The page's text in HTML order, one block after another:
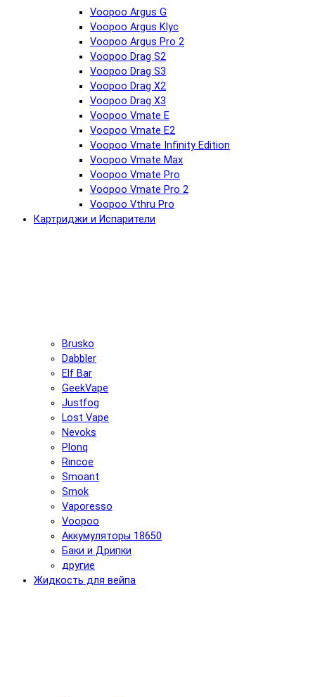
Voopoo Argus G
Voopoo Argus Klyc
Voopoo Argus Pro 2
Voopoo Drag S2
Voopoo Drag S3
Voopoo Drag X2
Voopoo Drag X3
Voopoo Vmate E
Voopoo Vmate E2
Voopoo Vmate Infinity Edition
Voopoo Vmate Max
Voopoo Vmate Pro
Voopoo Vmate Pro 2
Voopoo Vthru Pro
Картриджи и Испарители
Brusko
Dabbler
Elf Bar
GeekVape
Justfog
Lost Vape
Nevoks
Plonq
Rincoe
Smoant
Smok
Vaporesso
Voopoo
Аккумуляторы 18650
Баки и Дрипки
другие
Жидкость для вейпа